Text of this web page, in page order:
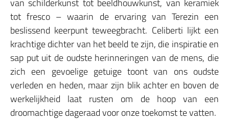
van schilderkunst tot beeldhouwkunst, van keramiek
tot fresco – waarin de ervaring van Terezin een
beslissend keerpunt teweegbracht. Celiberti lijkt een
krachtige dichter van het beeld te zijn, die inspiratie en
sap put uit de oudste herinneringen van de mens, die
zich een gevoelige getuige toont van ons oudste
verleden en heden, maar zijn blik achter en boven de
werkelijkheid laat rusten om de hoop van een
droomachtige dageraad voor onze toekomst te vatten.